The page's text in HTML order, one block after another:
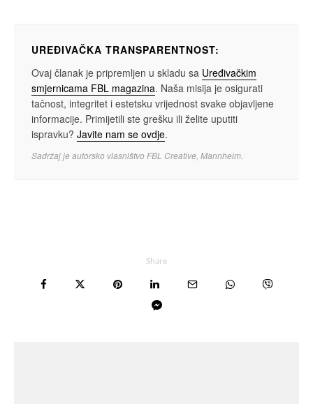
UREĐIVAČKA TRANSPARENTNOST:
Ovaj članak je pripremljen u skladu sa Uređivačkim
smjernicama FBL magazina. Naša misija je osigurati
tačnost, integritet i estetsku vrijednost svake objavljene
informacije. Primijetili ste grešku ili želite uputiti
ispravku? Javite nam se ovdje.
Sadržaj je autorsko vlasništvo FBL Creative, Mannheim.
Share